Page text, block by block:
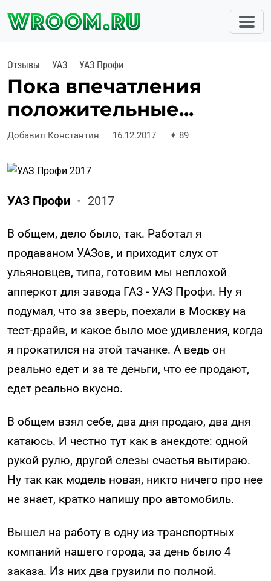
Отзывы УАЗ УАЗ Профи
Пока впечатления
положительные...
Добавил Константин 16.12.2017 ✦ 89
УАЗ Профи • 2017
В общем, дело было, так. Работал я
продаваном УАЗов, и приходит слух от
ульяновцев, типа, готовим мы неплохой
апперкот для завода ГАЗ - УАЗ Профи. Ну я
подумал, что за зверь, поехали в Москву на
тест-драйв, и какое было мое удивления, когда
я прокатился на этой тачанке. А ведь он
реально едет и за те деньги, что ее продают,
едет реально вкусно.
В общем взял себе, два дня продаю, два дня
катаюсь. И честно тут как в анекдоте: одной
рукой рулю, другой слезы счастья вытираю.
Ну так как модель новая, никто ничего про нее
не знает, кратко напишу про автомобиль.
Вышел на работу в одну из транспортных
компаний нашего города, за день было 4
заказа. Из них два грузили по полной.